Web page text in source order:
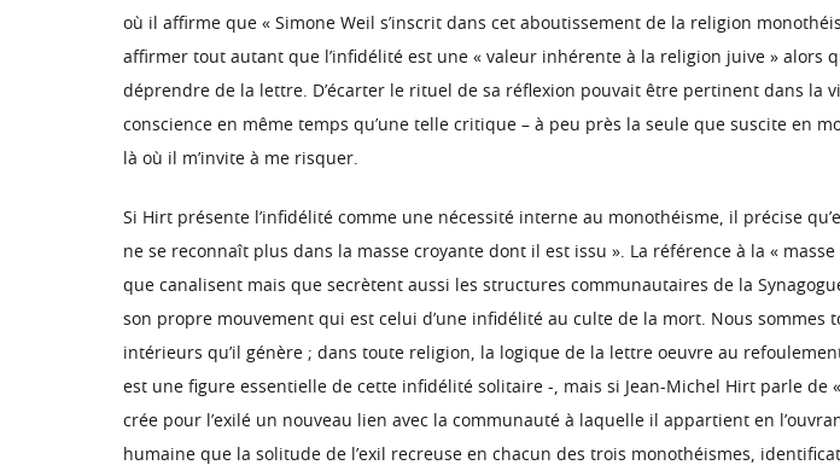
où il affirme que « Simone Weil s’inscrit dans cet aboutissement de la religion
affirmer tout autant que l’infidélité est une « valeur inhérente à la religion juive » alors
déprendre de la lettre. D’écarter le rituel de sa réflexion pouvait être pertinent dans la
conscience en même temps qu’une telle critique – à peu près la seule que suscite en
là où il m’invite à me risquer.
Si Hirt présente l’infidélité comme une nécessité interne au monothéisme, il précise
ne se reconnaît plus dans la masse croyante dont il est issu ». La référence à la «
que canalisent mais que secrètent aussi les structures communautaires de la
son propre mouvement qui est celui d’une infidélité au culte de la mort. Nous sommes
intérieurs qu’il génère ; dans toute religion, la logique de la lettre oeuvre au
est une figure essentielle de cette infidélité solitaire -, mais si Jean-Michel Hirt parle
crée pour l’exilé un nouveau lien avec la communauté à laquelle il appartient en
humaine que la solitude de l’exil recreuse en chacun des trois monothéismes,